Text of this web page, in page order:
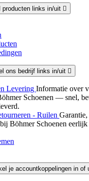
producten links in/uit 
ons bedrijf links in/uit 
Levering Informatie over
Schoenen — snel,
- Ruilen
Böhmer Schoenen eerlijk
je accountkoppelingen in of